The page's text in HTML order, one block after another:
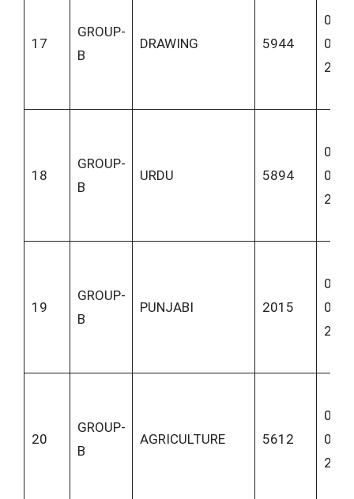
17
GROUP-
B
DRAWING 5944
07-
06-
18
GROUP-
B
URDU 5894
07-
06-
19
GROUP-
B
PUNJABI 2015
07-
06-
20
GROUP-
B
AGRICULTURE 5612
08-
06-